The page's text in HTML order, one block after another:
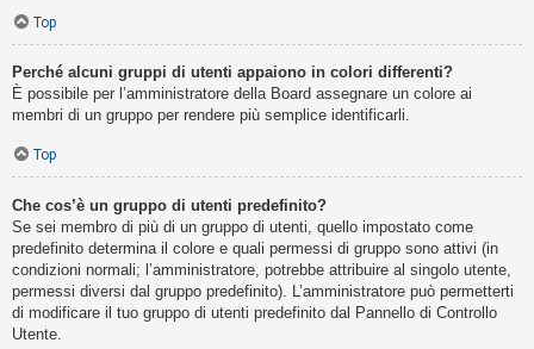
Top
Perché alcuni gruppi di utenti appaiono in colori differenti?
È possibile per l’amministratore della Board assegnare un colore ai
membri di un gruppo per rendere più semplice identificarli.
Top
Che cos’è un gruppo di utenti predefinito?
Se sei membro di più di un gruppo di utenti, quello impostato come
predefinito determina il colore e quali permessi di gruppo sono attivi (in
condizioni normali; l’amministratore, potrebbe attribuire al singolo utente,
permessi diversi dal gruppo predefinito). L’amministratore può permetterti
di modificare il tuo gruppo di utenti predefinito dal Pannello di Controllo
Utente.